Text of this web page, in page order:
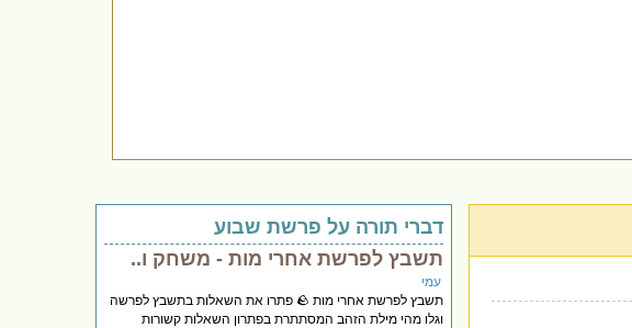
דברי תורה על פרשת שבוע
תשבץ לפרשת אחרי מות - משחק ו..
עמי
תשבץ לפרשת אחרי מות 🪨 פתרו את השאלות בתשבץ לפרשה
וגלו מהי מילת הזהב המסתתרת בפתרון השאלות קשורות